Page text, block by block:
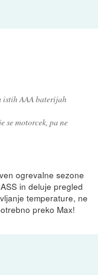
istih AAA baterijah
se motorcek, pa ne
ogrevalne sezone
in deluje pregled
temperature, ne
preko Max!